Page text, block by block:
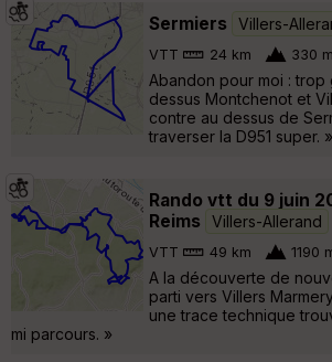
Sermiers Villers-
VTT 24 km 330 m
Abandon pour moi : trop
dessus Montchenot et
contre au dessus de
traverser la D951 super. »
Rando vtt du 9 juin
Reims
Villers-Allerand
VTT 49 km 1190
A la découverte de
parti vers Villers
une trace technique
mi parcours. »